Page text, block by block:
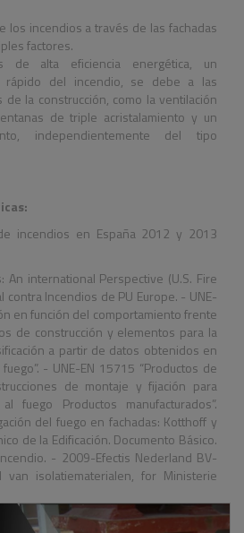
los incendios a través de las fachadas
factores.
de alta eficiencia energética, un
rápido del incendio, se debe a las
de la construcción, como la ventilación
de triple acristalamiento y un
independientemente del tipo
incendios en España 2012 y 2013
international Perspective (U.S. Fire
contra Incendios de PU Europe. - UNE-
en función del comportamiento frente
de construcción y elementos para la
a partir de datos obtenidos en
- UNE-EN 15715 “Productos de
de montaje y fijación para
fuego Productos manufacturados”.
del fuego en fachadas: Kotthoff y
de la Edificación. Documento Básico.
- 2009-Efectis Nederland BV-
van isolatiematerialen, for Ministerie